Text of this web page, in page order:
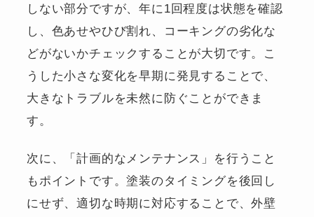
しない部分ですが、年に1回程度は状態を確認
し、色あせやひび割れ、コーキングの劣化な
どがないかチェックすることが大切です。こ
うした小さな変化を早期に発見することで、
大きなトラブルを未然に防ぐことができま
す。
次に、「計画的なメンテナンス」を行うこと
もポイントです。塗装のタイミングを後回し
にせず、適切な時期に対応することで、外壁